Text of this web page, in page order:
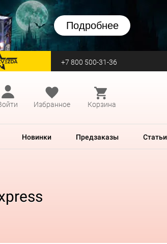
Подробнее
перейти на Zvezda +7 800 500-31-36
Избранное Корзина
Новинки Предзаказы Статьи